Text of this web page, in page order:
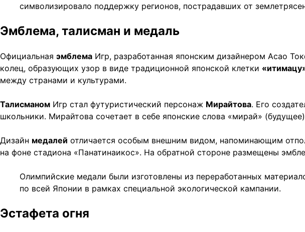
символизировало поддержку регионов, пострадавших от
Эмблема, талисман и медаль
Официальная эмблема Игр, разработанная японским дизайнером Асао
колец, образующих узор в виде традиционной японской клетки
между странами и культурами.
Талисманом Игр стал футуристический персонаж Мирайтова. Его
школьники. Мирайтова сочетает в себе японские слова «мирай»
Дизайн медалей отличается особым внешним видом, напоминающим
на фоне стадиона «Панатинаикос». На обратной стороне размещены
Олимпийские медали были изготовлены из переработанных
по всей Японии в рамках специальной экологической кампании.
Эстафета огня